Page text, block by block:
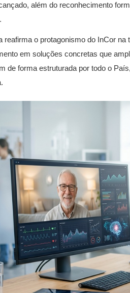
além do reconhecimento
reafirma o protagonismo do InCor
em soluções concretas que
de forma estruturada por todo o